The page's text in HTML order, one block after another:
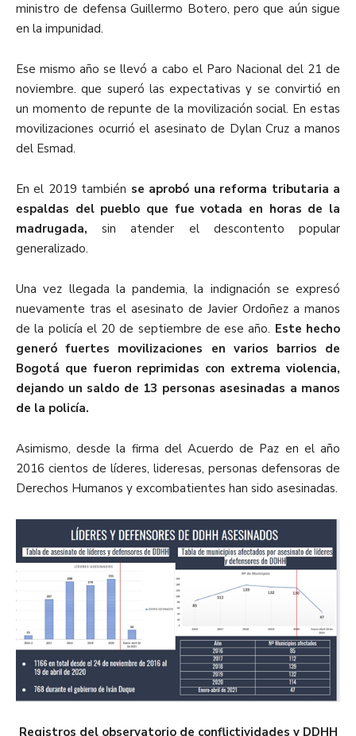
ministro de defensa Guillermo Botero, pero que aún sigue
en la impunidad.
Ese mismo año se llevó a cabo el Paro Nacional del 21 de
noviembre. que superó las expectativas y se convirtió en
un momento de repunte de la movilización social. En estas
movilizaciones ocurrió el asesinato de Dylan Cruz a manos
del Esmad.
En el 2019 también se aprobó una reforma tributaria a
espaldas del pueblo que fue votada en horas de la
madrugada, sin atender el descontento popular
generalizado.
Una vez llegada la pandemia, la indignación se expresó
nuevamente tras el asesinato de Javier Ordoñez a manos
de la policía el 20 de septiembre de ese año. Este hecho
generó fuertes movilizaciones en varios barrios de
Bogotá que fueron reprimidas con extrema violencia,
dejando un saldo de 13 personas asesinadas a manos
de la policía.
Asimismo, desde la firma del Acuerdo de Paz en el año
2016 cientos de líderes, lideresas, personas defensoras de
Derechos Humanos y excombatientes han sido asesinadas.
Registros del observatorio de conflictividades y DDHH